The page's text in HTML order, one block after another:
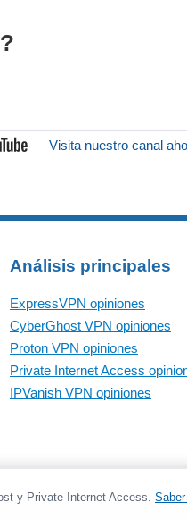
Visita nuestro canal
Análisis principales
ExpressVPN opiniones
CyberGhost VPN opiniones
Proton VPN opiniones
Private Internet Access
IPVanish VPN opiniones
y Private Internet Access.